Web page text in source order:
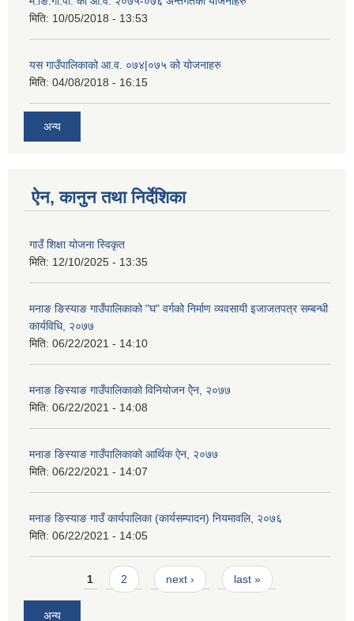
मिति: 10/05/2018 - 13:53
यस गाउँपालिकाको आ.व. ०७४|०७५ को योजनाहरु
मिति: 04/08/2018 - 16:15
अन्य
ऐन, कानुन तथा निर्देशिका
गाउँ शिक्षा योजना स्विकृत
मिति: 12/10/2025 - 13:35
मनाङ ङिस्याङ गाउँपालिकाको "घ" वर्गको निर्माण व्यवसायी इजाजतपत्र सम्बन्धी
कार्यविधि, २०७७
मिति: 06/22/2021 - 14:10
मनाङ ङिस्याङ गाउँपालिकाको विनियोजन ऐेन, २०७७
मिति: 06/22/2021 - 14:08
मनाङ ङिस्याङ गाउँपालिकाको आर्थिक ऐन, २०७७
मिति: 06/22/2021 - 14:07
मनाङ ङिस्याङ गाउँ कार्यपालिका (कार्यसम्पादन) नियमावलि, २०७६
मिति: 06/22/2021 - 14:05
Pages1 2 next › last »
अन्य